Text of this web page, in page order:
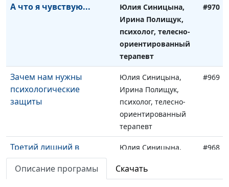
А что я чувствую...
Юлия Синицына,
Ирина Полищук,
психолог, телесно-
ориентированный
терапевт
#970
Зачем нам нужны
психологические
защиты
Юлия Синицына,
Ирина Полищук,
психолог, телесно-
ориентированный
терапевт
#969
Третий лишний в
отношениях
Юлия Синицына,
психолог, телесно-
#968
Описание програмы Скачать